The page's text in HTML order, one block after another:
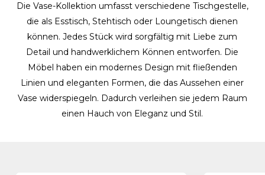
Die Vase-Kollektion umfasst verschiedene Tischgestelle,
die als Esstisch, Stehtisch oder Loungetisch dienen
können. Jedes Stück wird sorgfältig mit Liebe zum
Detail und handwerklichem Können entworfen. Die
Möbel haben ein modernes Design mit fließenden
Linien und eleganten Formen, die das Aussehen einer
Vase widerspiegeln. Dadurch verleihen sie jedem Raum
einen Hauch von Eleganz und Stil.